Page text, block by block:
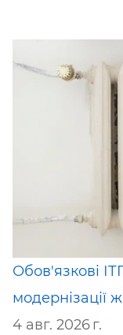
Обов'язкові
модернізації
4 авг. 2026 г.